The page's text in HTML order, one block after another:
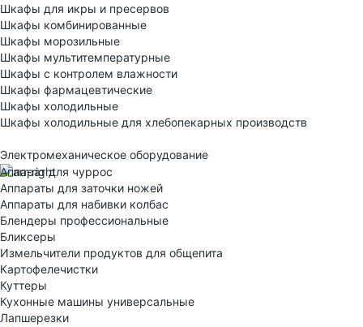
Шкафы для икры и пресервов
Шкафы комбинированные
Шкафы морозильные
Шкафы мультитемпературные
Шкафы с контролем влажности
Шкафы фармацевтические
Шкафы холодильные
Шкафы холодильные для хлебопекарных производств
Электрoмеханическое оборудование
Аппарат для чуррос
Аппараты для заточки ножей
Аппараты для набивки колбас
Блендеры профессиональные
Бликсеры
Измельчители продуктов для общепита
Картофелечистки
Куттеры
Кухонные машины универсальные
Лапшерезки